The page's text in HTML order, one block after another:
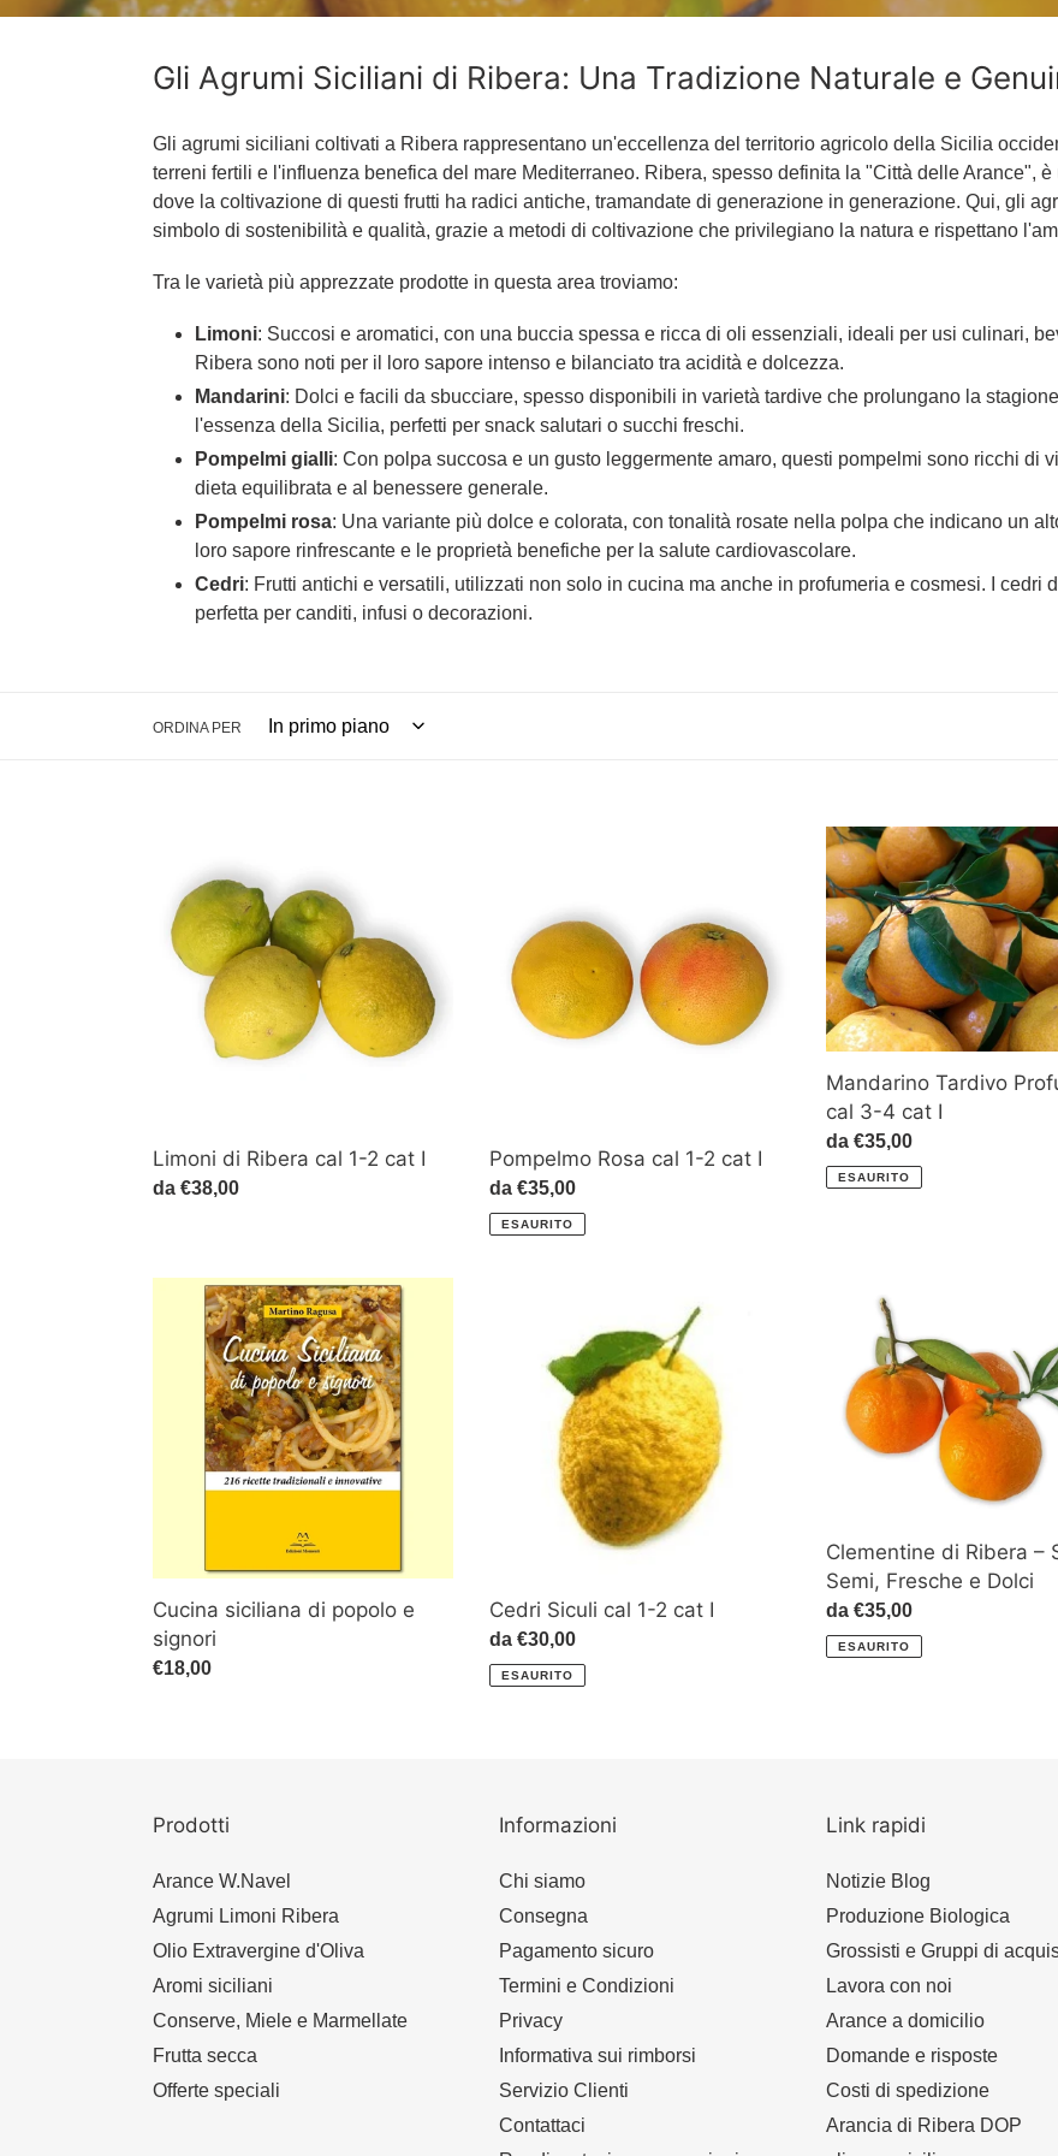
e
z
o
n
e
:
Gli Agrumi Siciliani di Ribera: Una Tradizione Naturale e
Gli agrumi siciliani coltivati a Ribera rappresentano un'eccellenza del territorio agricolo della Sicilia
terreni fertili e l'influenza benefica del mare Mediterraneo. Ribera, spesso definita la "Città delle Arance",
dove la coltivazione di questi frutti ha radici antiche, tramandate di generazione in generazione. Qui, gli
simbolo di sostenibilità e qualità, grazie a metodi di coltivazione che privilegiano la natura e rispettano
Tra le varietà più apprezzate prodotte in questa area troviamo:
Limoni: Succosi e aromatici, con una buccia spessa e ricca di oli essenziali, ideali per usi culinari,
Ribera sono noti per il loro sapore intenso e bilanciato tra acidità e dolcezza.
Mandarini: Dolci e facili da sbucciare, spesso disponibili in varietà tardive che prolungano la
l'essenza della Sicilia, perfetti per snack salutari o succhi freschi.
Pompelmi gialli: Con polpa succosa e un gusto leggermente amaro, questi pompelmi sono ricchi di
dieta equilibrata e al benessere generale.
Pompelmi rosa: Una variante più dolce e colorata, con tonalità rosate nella polpa che indicano un
loro sapore rinfrescante e le proprietà benefiche per la salute cardiovascolare.
Cedri: Frutti antichi e versatili, utilizzati non solo in cucina ma anche in profumeria e cosmesi. I cedri
perfetta per canditi, infusi o decorazioni.
ORDINA PER
Ribera
cal
Limoni di Ribera cal 1-2 cat I
Prezzo
da €38,00
cat
Pompelmo Rosa cal 1-2 cat I
Prezzo
di
da €35,00
ESAURITO
Mandarino
Tardivo
Profumato
cal
3-
4
cat
I
Mandarino Tardivo
cal 3-4 cat I
Prezzo
di
da €35,00
ESAURITO
Cucina
siciliana
popolo
signori
Cucina siciliana di popolo e
signori
Prezzo
€18,00
Cedri Siculi cal 1-2 cat I
Prezzo
di
da €30,00
ESAURITO
Ribera
Senza
Semi,
Fresche
Clementine di Ribera –
Semi, Fresche e Dolci
Prezzo
di
da €35,00
ESAURITO
Prodotti
Arance W.Navel
Agrumi Limoni Ribera
Olio Extravergine d'Oliva
Aromi siciliani
Conserve, Miele e Marmellate
Frutta secca
Offerte speciali
Informazioni
Chi siamo
Consegna
Pagamento sicuro
Termini e Condizioni
Privacy
Informativa sui rimborsi
Servizio Clienti
Contattaci
Link rapidi
Notizie Blog
Produzione Biologica
Grossisti e Gruppi di
Lavora con noi
Arance a domicilio
Domande e risposte
Costi di spedizione
Arancia di Ribera DOP